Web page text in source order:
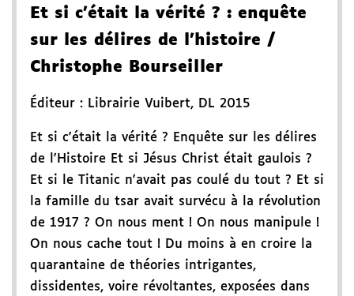
Et si c'était la vérité ? : enquête
sur les délires de l'histoire /
Christophe Bourseiller
Éditeur : Librairie Vuibert, DL 2015
Et si c'était la vérité ? Enquête sur les délires
de l'Histoire Et si Jésus Christ était gaulois ?
Et si le Titanic n'avait pas coulé du tout ? Et si
la famille du tsar avait survécu à la révolution
de 1917 ? On nous ment ! On nous manipule !
On nous cache tout ! Du moins à en croire la
quarantaine de théories intrigantes,
dissidentes, voire révoltantes, exposées dans